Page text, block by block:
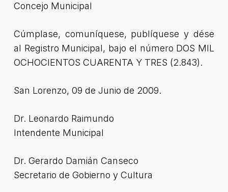
Concejo Municipal
Cúmplase, comuníquese, publíquese y dése
al Registro Municipal, bajo el número DOS MIL
OCHOCIENTOS CUARENTA Y TRES (2.843).
San Lorenzo, 09 de Junio de 2009.
Dr. Leonardo Raimundo
Intendente Municipal
Dr. Gerardo Damián Canseco
Secretario de Gobierno y Cultura